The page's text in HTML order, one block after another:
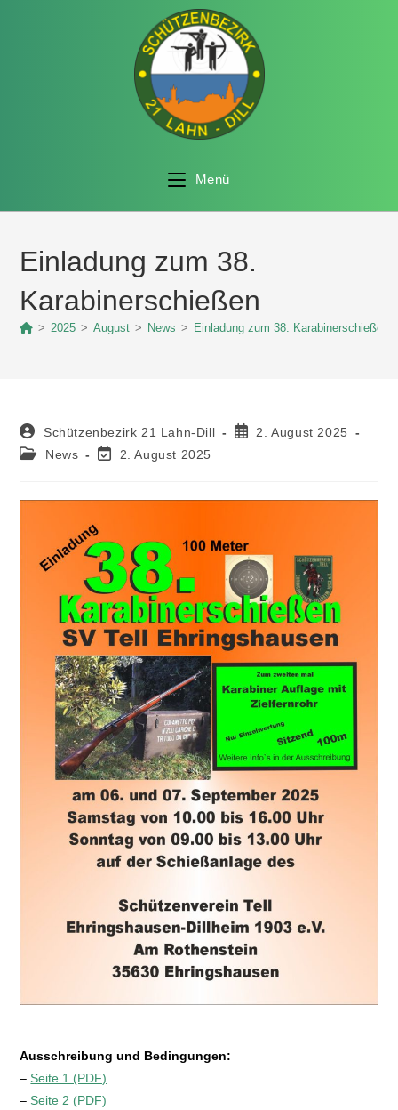
Menü
Einladung zum 38.
Karabinerschießen
> 2025 > August > News > Einladung zum 38. Karabinerschießen
Schützenbezirk 21 Lahn-Dill
2. August 2025
News
2. August 2025
Ausschreibung und Bedingungen:
–Seite 1 (PDF)
–Seite 2 (PDF)